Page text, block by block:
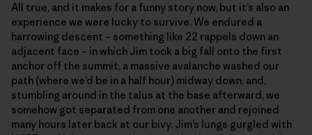
All true, and it makes for a funny story now, but it’s also an
experience we were lucky to survive. We endured a
harrowing descent – something like 22 rappels down an
adjacent face – in which Jim took a big fall onto the first
anchor off the summit, a massive avalanche washed our
path (where we’d be in a half hour) midway down, and,
stumbling around in the talus at the base afterward, we
somehow got separated from one another and rejoined
many hours later back at our bivy. Jim’s lungs gurgled with